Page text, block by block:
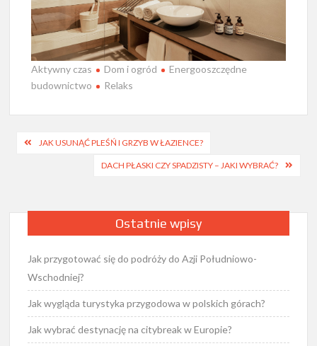
Aktywny czas Dom i ogród
Energooszczędne
budownictwo
Relaks
Nawigacja
JAK USUNĄĆ PLEŚŃ I GRZYB W ŁAZIENCE?
DACH PŁASKI CZY SPADZISTY – JAKI WYBRAĆ?
Ostatnie wpisy
Jak przygotować się do podróży do Azji Południowo-
Wschodniej?
Jak wygląda turystyka przygodowa w polskich górach?
Jak wybrać destynację na citybreak w Europie?